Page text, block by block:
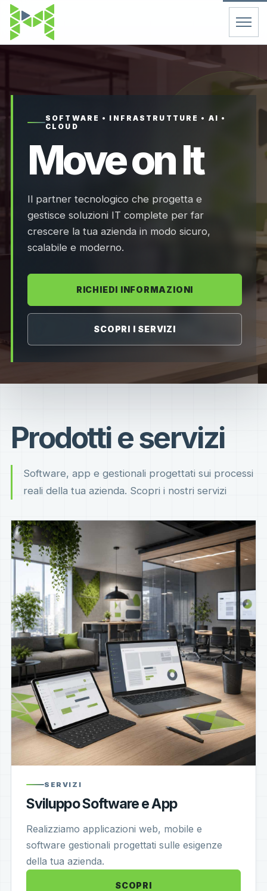
Servizi
Chi Siamo
Contatti
FAQ
Support
SOFTWARE • INFRASTRUTTURE • AI •
CLOUD
Move on It
Il partner tecnologico che progetta e
gestisce soluzioni IT complete per far
crescere la tua azienda in modo sicuro,
scalabile e moderno.
RICHIEDI INFORMAZIONI
SCOPRI I SERVIZI
Prodotti e servizi
Software, app e gestionali progettati sui processi
reali della tua azienda. Scopri i nostri servizi
SERVIZI
Sviluppo Software e App
Realizziamo applicazioni web, mobile e
software gestionali progettati sulle esigenze
della tua azienda.
SCOPRI